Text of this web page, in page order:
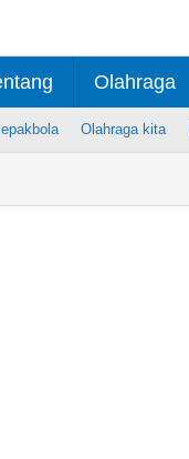
Olahraga
Olahraga kita